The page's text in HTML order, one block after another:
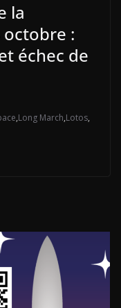
la
octobre :
échec de
,Long March,Lotos,